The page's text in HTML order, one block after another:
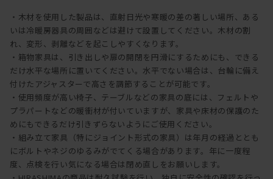
・木材を使用した製品は、直射日光や寒暖の差の著しい場所、ある
いは冷暖房器具の周囲などは避けて設置してください。木材の割
れ、変形、剥離などを起こしやすくなります。
・箱物家具は、引き出しや扉の開閉を円滑にするためにも、できる
だけ水平な場所に置いてください。水平でない場合は、台輪に備え
付けたアジャスターで高さを調節することが可能です。
・使用頻度が高い椅子、テーブルなどの家具の底には、フェルトや
プラパートなどの暖衝材が付いていますが、家具や床材の保護のた
めにもできるだけ引きずらないようにご使用ください。
・組み立て家具（特にジョイント形式の家具）は年月の経過ととも
にボルトやネジのゆるみがでてくる場合があります。年に一度程
度、点検を行い気になる場合は閉め直しをお願いします。